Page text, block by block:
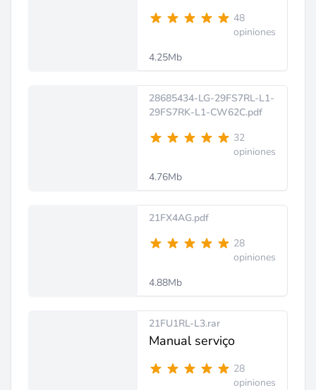
48
opiniones
4.25Mb
28685434-LG-29FS7RL-L1-
29FS7RK-L1-CW62C.pdf
32
opiniones
4.76Mb
21FX4AG.pdf
28
opiniones
4.88Mb
21FU1RL-L3.rar
Manual serviço
28
opiniones